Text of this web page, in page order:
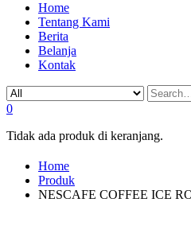
Home
Tentang Kami
Berita
Belanja
Kontak
0
Tidak ada produk di keranjang.
Home
Produk
NESCAFE COFFEE ICE